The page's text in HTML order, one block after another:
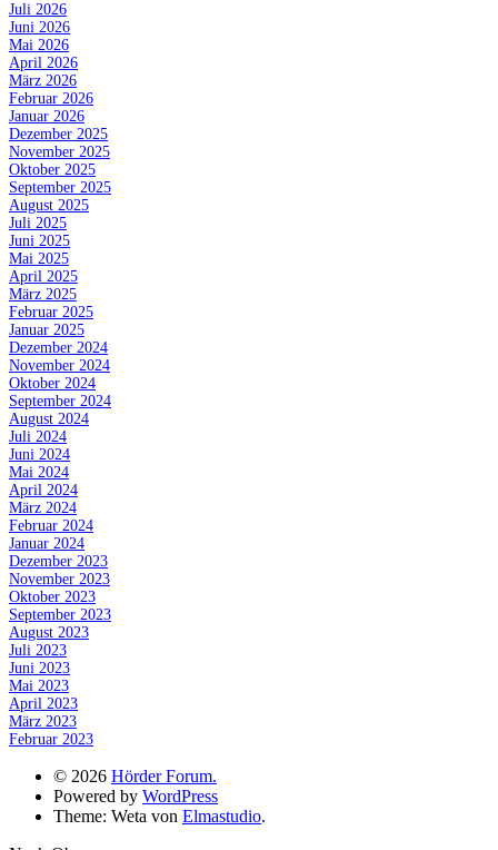
Juli 2026
Juni 2026
Mai 2026
April 2026
März 2026
Februar 2026
Januar 2026
Dezember 2025
November 2025
Oktober 2025
September 2025
August 2025
Juli 2025
Juni 2025
Mai 2025
April 2025
März 2025
Februar 2025
Januar 2025
Dezember 2024
November 2024
Oktober 2024
September 2024
August 2024
Juli 2024
Juni 2024
Mai 2024
April 2024
März 2024
Februar 2024
Januar 2024
Dezember 2023
November 2023
Oktober 2023
September 2023
August 2023
Juli 2023
Juni 2023
Mai 2023
April 2023
März 2023
Februar 2023
© 2026 Hörder Forum.
Powered by WordPress
Theme: Weta von Elmastudio.